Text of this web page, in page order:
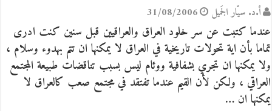
أ.د. سيّار الجَميل 31/08/2006
عندما كتبت عن سر خلود العراق والعراقيين قبل سنين كنت ادرى
تماما بأن اية تحولات تاريخية في العراق لا يمكنها ان تتم بهدوء وسلام ،
ولا يمكنها ان تجري بشفافية ووئام ليس بسبب تناقضات طبيعة المجتمع
العراقي ، ولكن لأن القيم عندما تفتقد في مجتمع صعب كالعراق لا
يمكنها ان …